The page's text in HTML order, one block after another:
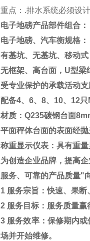
重点： .排水系统必须设
电子地磅产品部件组合：
电子地磅、汽车衡规格
有基坑、无基坑、移动式
无框架、高台面， U型梁
受专业保护的承载活动
配备4、 6、 8、 10、 12只
材质： Q235碳钢台面
平面秤体台面的表面经抛
称重显示仪表：具有重
为创造企业品牌，提高
服务、可靠的产品质量"
1 服务宗旨：快速、果
2 服务目标：服务质量赢
3 服务效率：保修期内
场并开始维修。